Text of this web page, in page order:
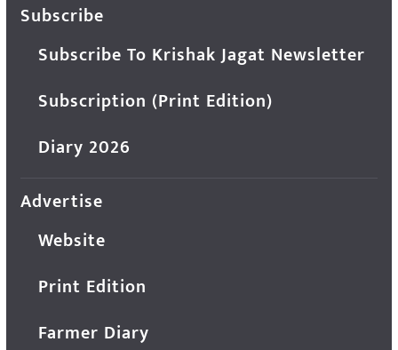
Subscribe
Subscribe To Krishak Jagat Newsletter
Subscription (Print Edition)
Diary 2026
Advertise
Website
Print Edition
Farmer Diary